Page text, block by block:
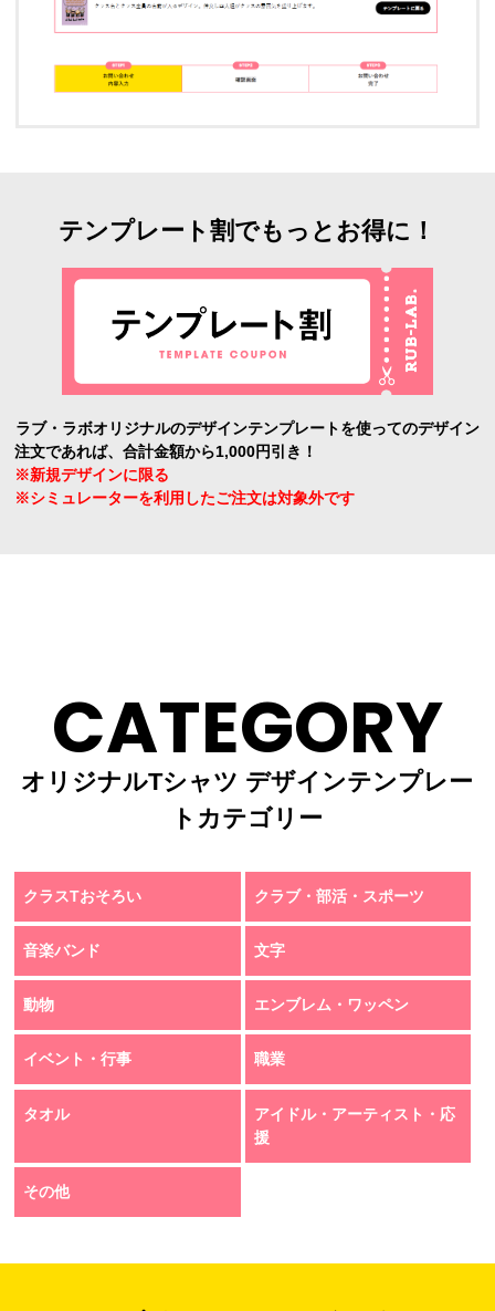
テンプレート割でもっとお得に！
ラブ・ラボオリジナルのデザインテンプレートを使ってのデザイン
注文であれば、合計金額から1,000円引き！
※新規デザインに限る
※シミュレーターを利用したご注文は対象外です
CATEGORY
オリジナルTシャツ デザインテンプレー
トカテゴリー
クラスTおそろい クラブ・部活・スポーツ
音楽バンド 文字
動物 エンブレム・ワッペン
イベント・行事 職業
タオル
アイドル・アーティスト・応
援
その他